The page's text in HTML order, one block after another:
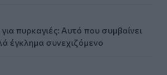
πυρκαγιές: Αυτό που συμβαίνει
έγκλημα συνεχιζόμενο